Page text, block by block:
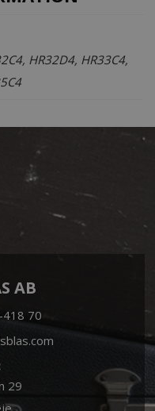
HR32D4, HR33C4,
AB
70
29